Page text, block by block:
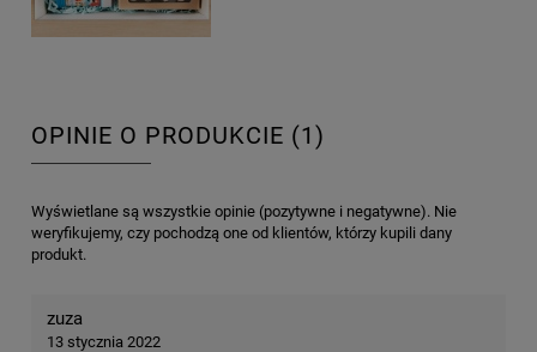
OPINIE O PRODUKCIE (1)
Wyświetlane są wszystkie opinie (pozytywne i negatywne). Nie
weryfikujemy, czy pochodzą one od klientów, którzy kupili dany
produkt.
zuza
13 stycznia 2022